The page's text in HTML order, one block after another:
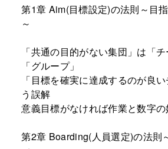
第1章 Aim(目標設定)の法則～目
～
「共通の目的がない集団」は「
「グループ」
「目標を確実に達成するのが良
う誤解
意義目標がなければ作業と数字
第2章 Boarding(人員選定)の法則